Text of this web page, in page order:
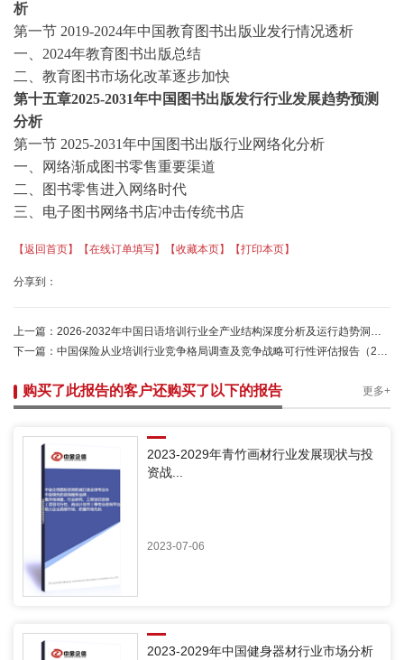
析
第一节 2019-2024年中国教育图书出版业发行情况透析
一、 2024年教育图书出版总结
二、教育图书市场化改革逐步加快
第十五章2025-2031年中国图书出版发行行业发展趋势预测
分析
第一节 2025-2031年中国图书出版行业网络化分析
一、网络渐成图书零售重要渠道
二、图书零售进入网络时代
三、电子图书网络书店冲击传统书店
【返回首页】 【在线订单填写】 【收藏本页】 【打印本页】
分享到：
上一篇： 2026-2032年中国日语培训行业全产业结构深度分析及运行趋势洞察报告-中金企信发布
下一篇： 中国保险从业培训行业竞争格局调查及竞争战略可行性评估报告（2025-2031）-中金企信发布
购买了此报告的客户还购买了以下的报告 更多+
2023-2029年青竹画材行业发展现状与投
资战...
2023-07-06
2023-2029年中国健身器材行业市场分析